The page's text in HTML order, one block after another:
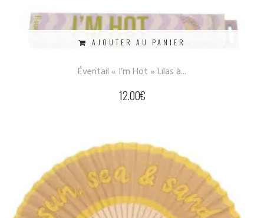
AJOUTER AU PANIER
Éventail « I’m Hot » Lilas à...
12.00€